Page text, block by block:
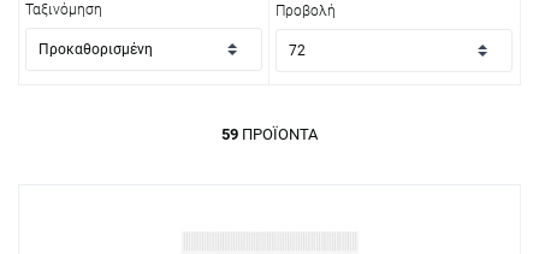
Ταξινόμηση Προβολή
59 ΠΡΟΪΌΝΤΑ